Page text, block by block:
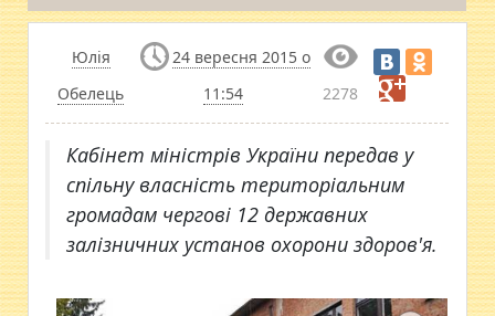
Юлія
Обелець
24 вересня 2015 о
11:54
2278
Кабінет міністрів України передав у
спільну власність територіальним
громадам чергові 12 державних
залізничних установ охорони здоров'я.